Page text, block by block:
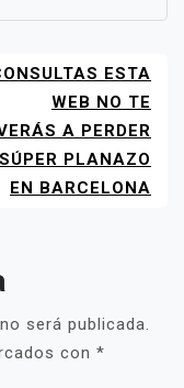
ESTA
WEB NO TE
A PERDER
PLANAZO
EN BARCELONA
será publicada.
con *